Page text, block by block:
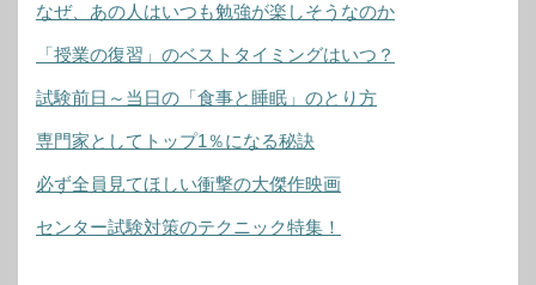
なぜ、あの人はいつも勉強が楽しそうなのか
「授業の復習」のベストタイミングはいつ？
試験前日～当日の「食事と睡眠」のとり方
専門家としてトップ1％になる秘訣
必ず全員見てほしい衝撃の大傑作映画
センター試験対策のテクニック特集！